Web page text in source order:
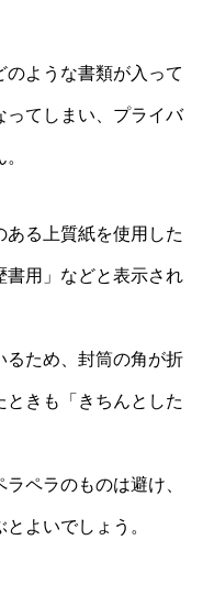
のような書類が入って
ってしまい、プライバ
る上質紙を使用した
書用」などと表示され
るため、封筒の角が折
きも「きちんとした
ペラのものは避け、
よいでしょう。